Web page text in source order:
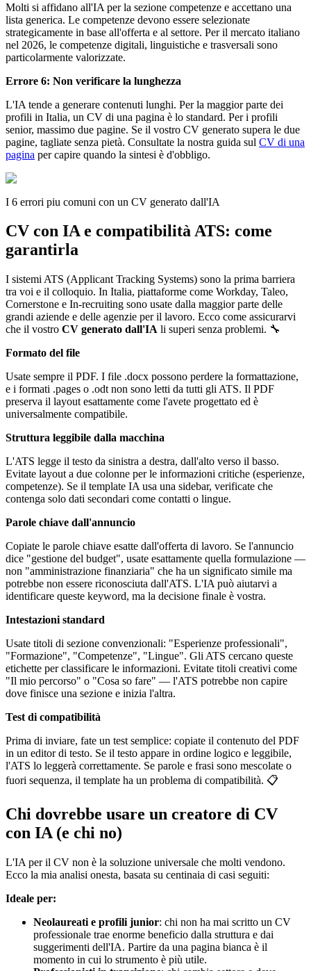
Molti si affidano all'IA per la sezione competenze e accettano una
lista generica. Le competenze devono essere selezionate
strategicamente in base all'offerta e al settore. Per il mercato italiano
nel 2026, le competenze digitali, linguistiche e trasversali sono
particolarmente valorizzate.
Errore 6: Non verificare la lunghezza
L'IA tende a generare contenuti lunghi. Per la maggior parte dei
profili in Italia, un CV di una pagina è lo standard. Per i profili
senior, massimo due pagine. Se il vostro CV generato supera le due
pagine, tagliate senza pietà. Consultate la nostra guida sul CV di una
pagina per capire quando la sintesi è d'obbligo.
I 6 errori piu comuni con un CV generato dall'IA
CV con IA e compatibilità ATS: come
garantirla
I sistemi ATS (Applicant Tracking Systems) sono la prima barriera
tra voi e il colloquio. In Italia, piattaforme come Workday, Taleo,
Cornerstone e In-recruiting sono usate dalla maggior parte delle
grandi aziende e delle agenzie per il lavoro. Ecco come assicurarvi
che il vostro CV generato dall'IA li superi senza problemi. 🔧
Formato del file
Usate sempre il PDF. I file .docx possono perdere la formattazione,
e i formati .pages o .odt non sono letti da tutti gli ATS. Il PDF
preserva il layout esattamente come l'avete progettato ed è
universalmente compatibile.
Struttura leggibile dalla macchina
L'ATS legge il testo da sinistra a destra, dall'alto verso il basso.
Evitate layout a due colonne per le informazioni critiche (esperienze,
competenze). Se il template IA usa una sidebar, verificate che
contenga solo dati secondari come contatti o lingue.
Parole chiave dall'annuncio
Copiate le parole chiave esatte dall'offerta di lavoro. Se l'annuncio
dice "gestione del budget", usate esattamente quella formulazione —
non "amministrazione finanziaria" che ha un significato simile ma
potrebbe non essere riconosciuta dall'ATS. L'IA può aiutarvi a
identificare queste keyword, ma la decisione finale è vostra.
Intestazioni standard
Usate titoli di sezione convenzionali: "Esperienze professionali",
"Formazione", "Competenze", "Lingue". Gli ATS cercano queste
etichette per classificare le informazioni. Evitate titoli creativi come
"Il mio percorso" o "Cosa so fare" — l'ATS potrebbe non capire
dove finisce una sezione e inizia l'altra.
Test di compatibilità
Prima di inviare, fate un test semplice: copiate il contenuto del PDF
in un editor di testo. Se il testo appare in ordine logico e leggibile,
l'ATS lo leggerà correttamente. Se parole e frasi sono mescolate o
fuori sequenza, il template ha un problema di compatibilità. 📋
Chi dovrebbe usare un creatore di CV
con IA (e chi no)
L'IA per il CV non è la soluzione universale che molti vendono.
Ecco la mia analisi onesta, basata su centinaia di casi seguiti:
Ideale per:
Neolaureati e profili junior: chi non ha mai scritto un CV
professionale trae enorme beneficio dalla struttura e dai
suggerimenti dell'IA. Partire da una pagina bianca è il
momento in cui lo strumento è più utile.